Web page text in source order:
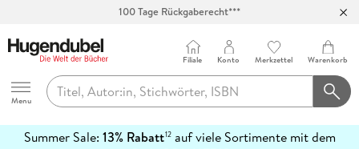
100 Tage Rückgaberecht***
Hugendubel
Menu
Filiale Konto Merkzettel Warenkorb
Summer Sale: 13% Rabatt12auf viele Sortimente mit dem